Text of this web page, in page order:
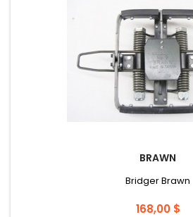
BRAWN
Bridger Brawn
Prix
168,00 $